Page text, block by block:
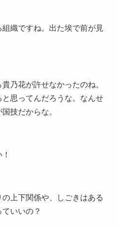
織ですね。出た埃で前が見
乃花が許せなかったのね。
思ってんだろうな。なんせ
技だからな。
上下関係や、しごきはある
いいの？